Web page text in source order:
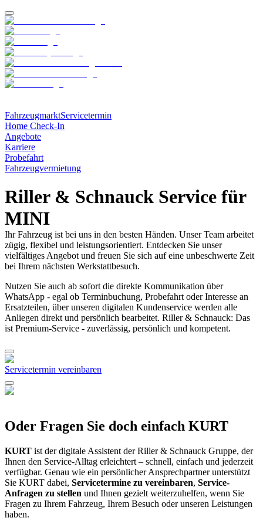
FahrzeugmarktServicetermin
Home Check-In
Angebote
Karriere
Probefahrt
Fahrzeugvermietung
Riller & Schnauck Service für
MINI
Ihr Fahrzeug ist bei uns in den besten Händen. Unser Team arbeitet
zügig, flexibel und leistungsorientiert. Entdecken Sie unser
vielfältiges Angebot und freuen Sie sich auf eine unbeschwerte Zeit
bei Ihrem nächsten Werkstattbesuch.
Nutzen Sie auch ab sofort die direkte Kommunikation über
WhatsApp - egal ob Terminbuchung, Probefahrt oder Interesse an
Ersatzteilen, über unseren digitalen Kundenservice werden alle
Anliegen direkt und persönlich bearbeitet. Riller & Schnauck: Das
ist Premium-Service - zuverlässig, persönlich und kompetent.
Servicetermin vereinbaren
Oder Fragen Sie doch einfach KURT
KURT ist der digitale Assistent der Riller & Schnauck Gruppe, der
Ihnen den Service-Alltag erleichtert – schnell, einfach und jederzeit
verfügbar. Genau wie ein persönlicher Ansprechpartner unterstützt
Sie KURT dabei, Servicetermine zu vereinbaren, Service-
Anfragen zu stellen und Ihnen gezielt weiterzuhelfen, wenn Sie
Fragen zu Ihrem Fahrzeug, Ihrem Besuch oder unseren Leistungen
haben.